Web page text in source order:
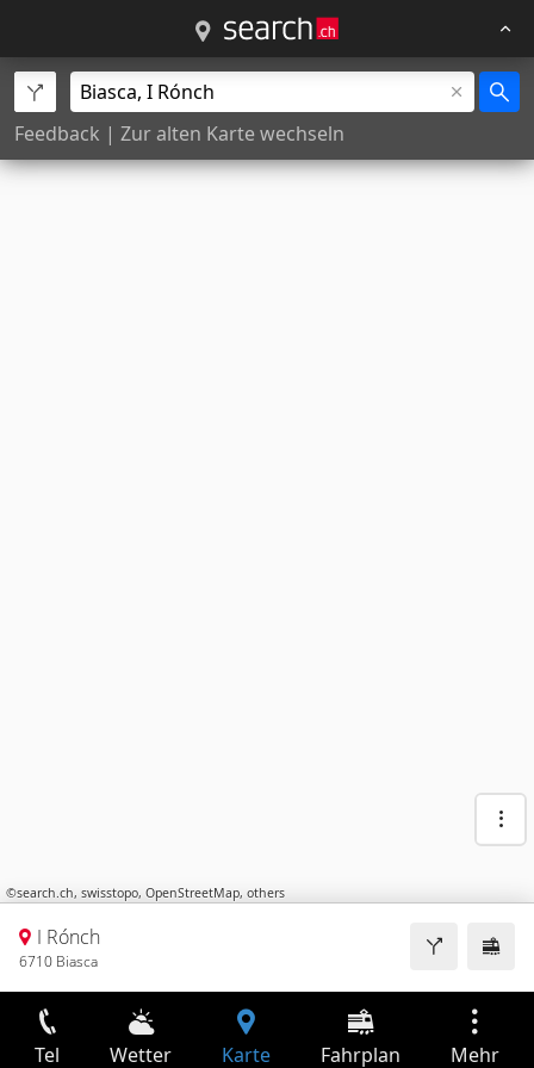
Feedback | Zur alten Karte wechseln
©search.ch, swisstopo, OpenStreetMap, others
I Rónch
6710 Biasca
Tel Wetter Karte Fahrplan Mehr